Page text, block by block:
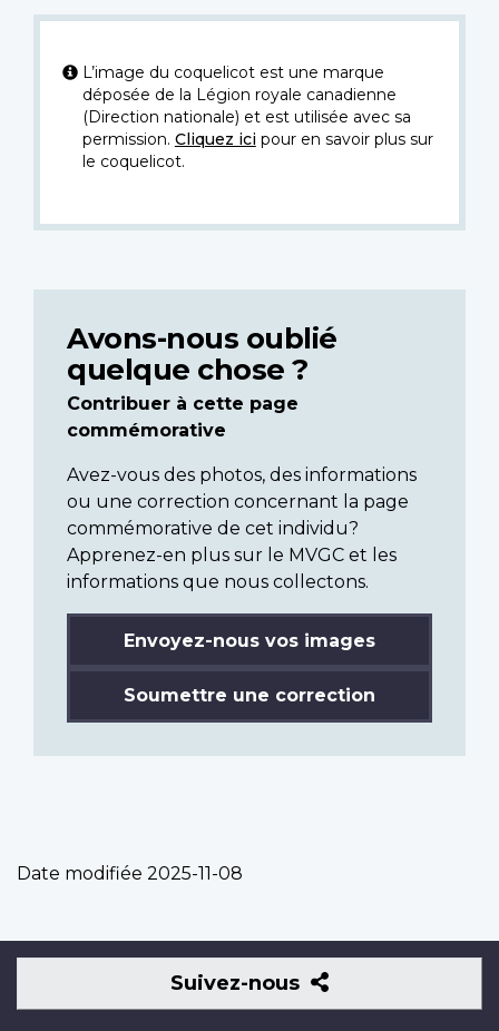
L’image du coquelicot est une marque
déposée de la Légion royale canadienne
(Direction nationale) et est utilisée avec sa
permission. Cliquez icipour en savoir plus sur
le coquelicot.
Avons-nous oublié
quelque chose ?
Contribuer à cette page
commémorative
Avez-vous des photos, des informations
ou une correction concernant la page
commémorative de cet individu?
Apprenez-en plus sur le MVGC et les
informations que nous collectons.
Envoyez-nous vos images
Soumettre une correction
Date modifiée 2025-11-08
Suivez-nous
Suivez-
nous